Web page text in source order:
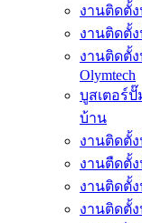
งานติดตั้
งานติดตั้
งานติดตั้
Olymtech
บูสเตอร์
บ้าน
งานติดตั้ง
งานตืดตั้ง
งานติดตั้
งานติดตั้ง